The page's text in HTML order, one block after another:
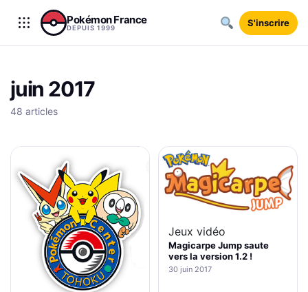
Aller au contenu
Pokémon France
DEPUIS 1999 S'inscrire
juin 2017
48 articles
Jeux vidéo
Magicarpe Jump saute
vers la version 1.2 !
30 juin 2017